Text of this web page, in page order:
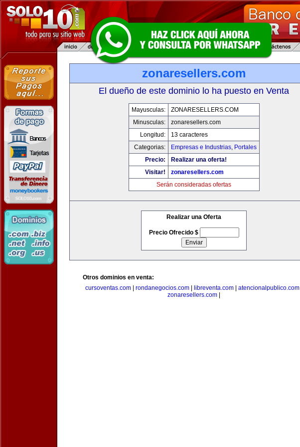
zonaresellers.com
El dueño de este dominio lo ha puesto en Venta
Mayusculas:
ZONARESELLERS.COM
Minusculas:
zonaresellers.com
Longitud:
13 caracteres
Categorias:
Empresas e Industrias, Portales
Precio:
Realizar una oferta!
Visitar!
zonaresellers.com
Serán consideradas ofertas
Realizar una Oferta
Precio Ofrecido $
Otros dominios en venta:
cursoventas.com
rondanegocios.com libreventa.com atencionalpublico.com
zonaresellers.com